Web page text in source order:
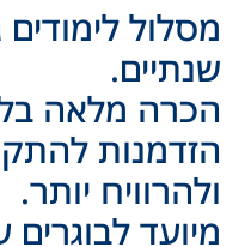
מסלול
שנתיים.
הכרה מלאה
הזדמנות
ולהרוויח יותר.